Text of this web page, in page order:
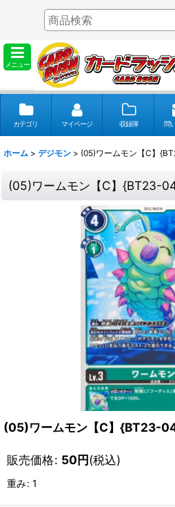
メニュー
カテゴリ マイページ 収録弾 問
ホーム > デジモン > (05)ワームモン【C】
(05)ワームモン【C】{BT23-
(05)ワームモン【C】{BT23-
販売価格: 50円(税込)
重み: 1